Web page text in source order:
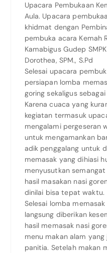
Upacara Pembukaan
Aula. Upacara
khidmat dengan
pembuka acara Kemah
Kamabigus Gudep
Dorothea, SPM., S.Pd
Selesai upacara
persiapan lomba
goring sekaligus
Karena cuaca yang
kegiatan termasuk
mengalami pergeseran
untuk mengamankan
adik penggalang untuk
memasak yang dihiasi
menyusutkan
hasil masakan nasi
dinilai bisa tepat waktu.
Selesai lomba
langsung diberikan
hasil memasak nasi
menu makan alam
panitia. Setelah makan